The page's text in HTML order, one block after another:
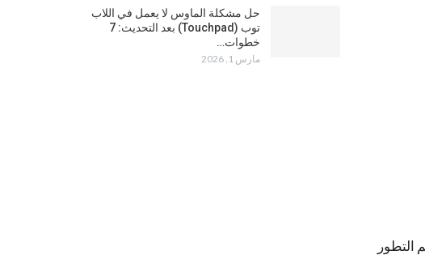
التطور
حل مشكلة الماوس لا يعمل في اللاب
توب (Touchpad) بعد التحديث: 7
خطوات…
مارس 1, 2026